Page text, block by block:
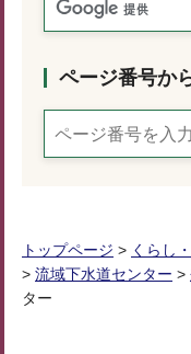
ページ番号か
トップページ > くらし
> 流域下水道センター >
ター